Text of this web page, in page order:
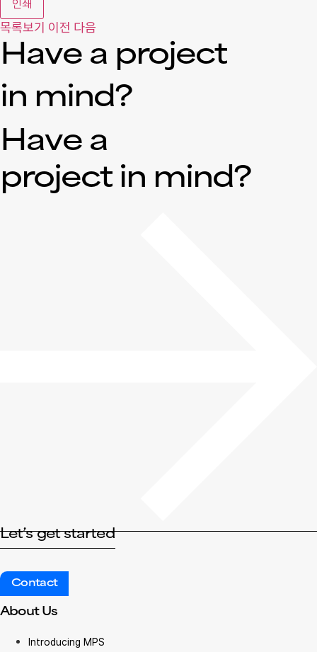
인쇄
목록보기 이전 다음
Have a project
in mind?
Have a
project in mind?
Let’s get started
Contact
About Us
Introducing MPS